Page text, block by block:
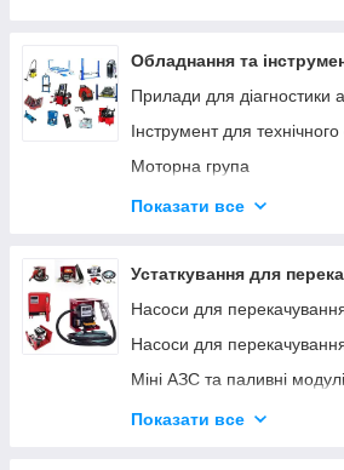
Обладнання та
Прилади для діагностики
Інструмент для
Моторна група
Ходова група
Трансмісія
Інструмент для кузовних
Інструмент для ремонту
Показати все
Устаткування для
Насоси для
Насоси для
Міні АЗС та паливні модулі
Паливороздавальні
Показати все